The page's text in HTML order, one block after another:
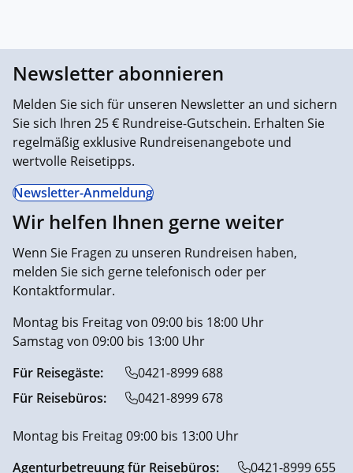
Newsletter abonnieren
Melden Sie sich für unseren Newsletter an und sichern
Sie sich Ihren 25 € Rundreise-Gutschein. Erhalten Sie
regelmäßig exklusive Rundreisenangebote und
wertvolle Reisetipps.
Newsletter-Anmeldung
Wir helfen Ihnen gerne weiter
Wenn Sie Fragen zu unseren Rundreisen haben,
melden Sie sich gerne telefonisch oder per
Kontaktformular.
Montag bis Freitag von 09:00 bis 18:00 Uhr
Samstag von 09:00 bis 13:00 Uhr
Für Reisegäste:
0421-8999 688
Für Reisebüros:
0421-8999 678
Montag bis Freitag 09:00 bis 13:00 Uhr
Agenturbetreuung für Reisebüros:
0421-8999 655